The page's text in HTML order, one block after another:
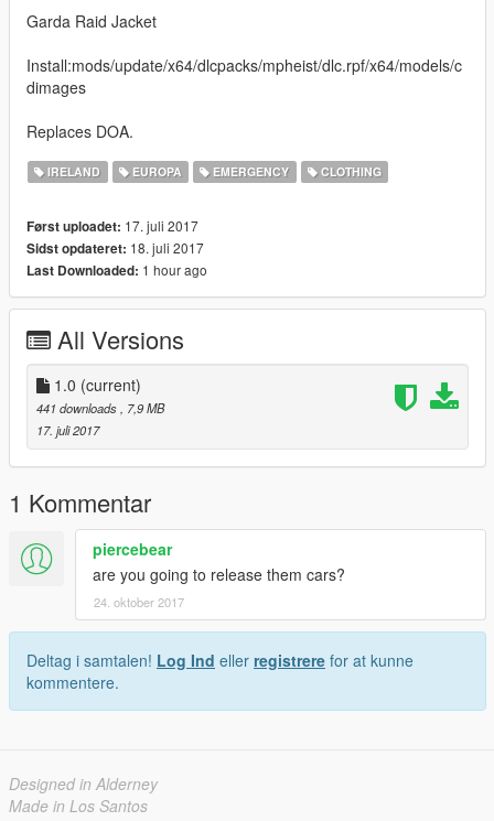
Garda Raid Jacket
Install:mods/update/x64/dlcpacks/mpheist/dlc.rpf/x64/models/c
dimages
Replaces DOA.
IRELAND EUROPA EMERGENCY CLOTHING
Først uploadet: 17. juli 2017
Sidst opdateret: 18. juli 2017
Last Downloaded: 1 hour ago
All Versions
1.0 (current)
441 downloads
, 7,9 MB
17. juli 2017
1 Kommentar
piercebear
are you going to release them cars?
24. oktober 2017
Deltag i samtalen! Log Ind eller registrere for at kunne
kommentere.
Designed in Alderney
Made in Los Santos